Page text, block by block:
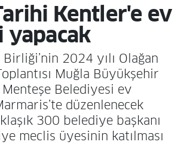
Kentler'e ev
yapacak
2024 yılı Olağan
Muğla Büyükşehir
Belediyesi ev
düzenlenecek
300 belediye başkanı
meclis üyesinin katılması
Haberleri